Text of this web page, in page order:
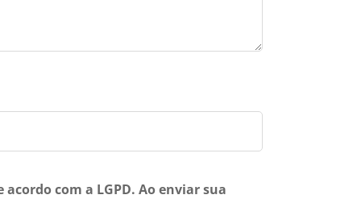
acordo com a LGPD. Ao enviar sua